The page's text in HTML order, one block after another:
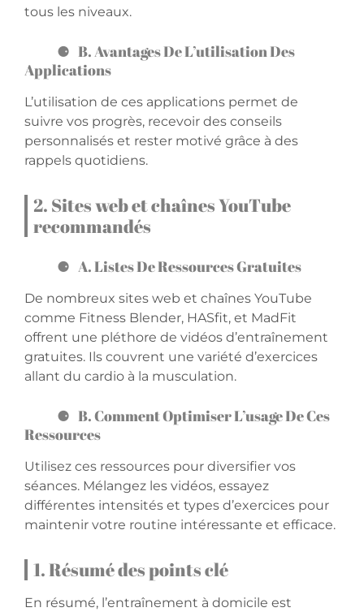
tous les niveaux.
B. Avantages De L’utilisation Des
Applications
L’utilisation de ces applications permet de
suivre vos progrès, recevoir des conseils
personnalisés et rester motivé grâce à des
rappels quotidiens.
2. Sites web et chaînes YouTube
recommandés
A. Listes De Ressources Gratuites
De nombreux sites web et chaînes YouTube
comme Fitness Blender, HASfit, et MadFit
offrent une pléthore de vidéos d’entraînement
gratuites. Ils couvrent une variété d’exercices
allant du cardio à la musculation.
B. Comment Optimiser L’usage De Ces
Ressources
Utilisez ces ressources pour diversifier vos
séances. Mélangez les vidéos, essayez
différentes intensités et types d’exercices pour
maintenir votre routine intéressante et efficace.
1. Résumé des points clé
En résumé, l’entraînement à domicile est